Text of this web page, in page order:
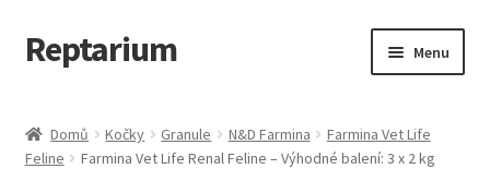
Přeskočit
na
Přejít
k
webu
Reptarium Menu
Košík
Domů Kočky Granule N&D Farmina
Farmina Vet Life
Feline
Farmina Vet Life Renal Feline – Výhodné balení: 3 x 2 kg